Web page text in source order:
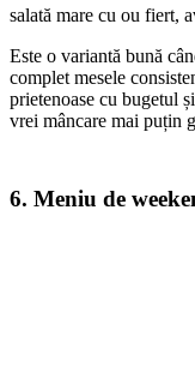
salată mare cu ou fiert,
Este o variantă bună
complet mesele
prietenoase cu bugetul
vrei mâncare mai puțin
6. Meniu de